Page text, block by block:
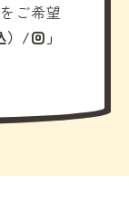
ご希望
/回」